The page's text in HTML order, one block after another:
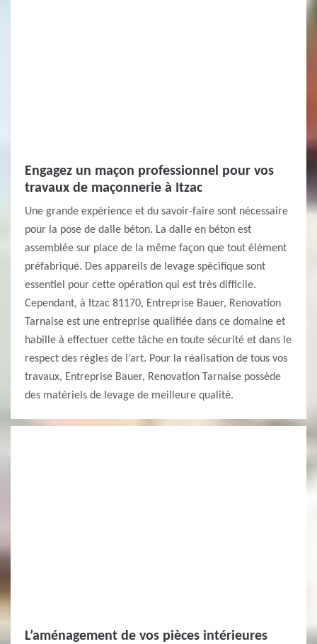
Engagez un maçon professionnel pour vos
travaux de maçonnerie à Itzac
Une grande expérience et du savoir-faire sont nécessaire
pour la pose de dalle béton. La dalle en béton est
assemblée sur place de la même façon que tout élément
préfabriqué. Des appareils de levage spécifique sont
essentiel pour cette opération qui est très difficile.
Cependant, à Itzac 81170, Entreprise Bauer, Renovation
Tarnaise est une entreprise qualifiée dans ce domaine et
habille à effectuer cette tâche en toute sécurité et dans le
respect des règles de l’art. Pour la réalisation de tous vos
travaux, Entreprise Bauer, Renovation Tarnaise possède
des matériels de levage de meilleure qualité.
L’aménagement de vos pièces intérieures